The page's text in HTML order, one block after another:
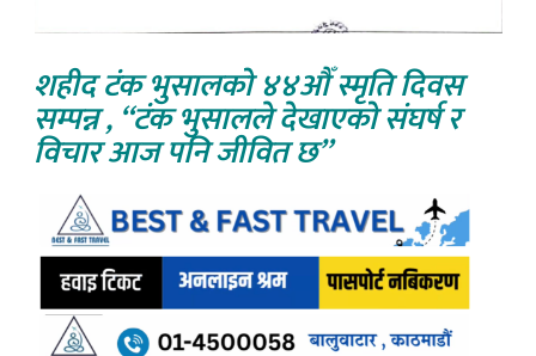
शहीद टंक भुसालको ४४औँ स्मृति दिवस
सम्पन्न , “टंक भुसालले देखाएको संघर्ष र
विचार आज पनि जीवित छ”